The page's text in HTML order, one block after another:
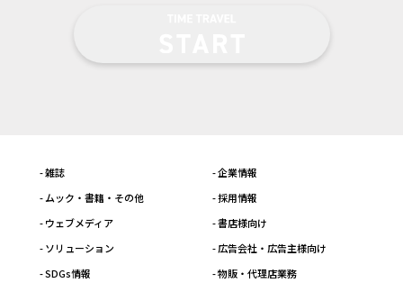
- 雑誌
- ムック・書籍・その他
- ウェブメディア
- ソリューション
- SDGs情報
- 企業情報
- 採用情報
- 書店様向け
- 広告会社・広告主様向け
- 物販・代理店業務